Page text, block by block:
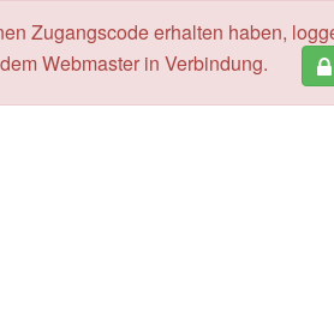
Zugangscode erhalten haben,
Webmaster in Verbindung.